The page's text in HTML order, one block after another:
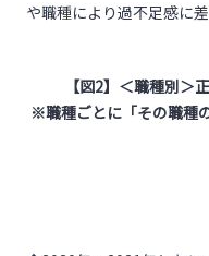
や職種により過不足感に
【図2】＜職種別＞
※職種ごとに「その職種